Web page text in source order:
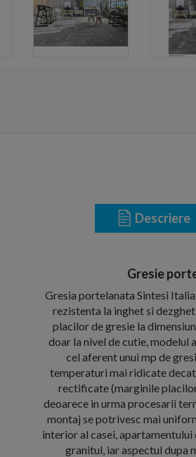
Descriere
Gresie
Gresia portelanata Sintesi
rezistenta la inghet si
placilor de gresie la
doar la nivel de cutie, modelul
cel aferent unui mp de
temperaturi mai ridicate
rectificate (marginile
deoarece in urma procesarii
montaj se potrivesc mai
interior al casei,
granitul, iar aspectul dupa